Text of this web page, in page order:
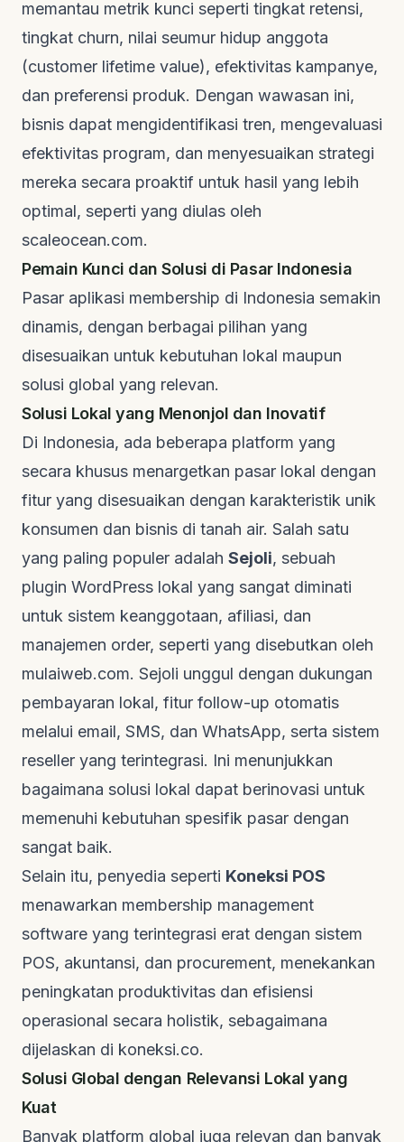
memantau metrik kunci seperti tingkat retensi,
tingkat churn, nilai seumur hidup anggota
(customer lifetime value), efektivitas kampanye,
dan preferensi produk. Dengan wawasan ini,
bisnis dapat mengidentifikasi tren, mengevaluasi
efektivitas program, dan menyesuaikan strategi
mereka secara proaktif untuk hasil yang lebih
optimal, seperti yang diulas oleh
scaleocean.com.
Pemain Kunci dan Solusi di Pasar Indonesia
Pasar aplikasi membership di Indonesia semakin
dinamis, dengan berbagai pilihan yang
disesuaikan untuk kebutuhan lokal maupun
solusi global yang relevan.
Solusi Lokal yang Menonjol dan Inovatif
Di Indonesia, ada beberapa platform yang
secara khusus menargetkan pasar lokal dengan
fitur yang disesuaikan dengan karakteristik unik
konsumen dan bisnis di tanah air. Salah satu
yang paling populer adalah Sejoli, sebuah
plugin WordPress lokal yang sangat diminati
untuk sistem keanggotaan, afiliasi, dan
manajemen order, seperti yang disebutkan oleh
mulaiweb.com. Sejoli unggul dengan dukungan
pembayaran lokal, fitur follow-up otomatis
melalui email, SMS, dan WhatsApp, serta sistem
reseller yang terintegrasi. Ini menunjukkan
bagaimana solusi lokal dapat berinovasi untuk
memenuhi kebutuhan spesifik pasar dengan
sangat baik.
Selain itu, penyedia seperti Koneksi POS
menawarkan membership management
software yang terintegrasi erat dengan sistem
POS, akuntansi, dan procurement, menekankan
peningkatan produktivitas dan efisiensi
operasional secara holistik, sebagaimana
dijelaskan di koneksi.co.
Solusi Global dengan Relevansi Lokal yang
Kuat
Banyak platform global juga relevan dan banyak